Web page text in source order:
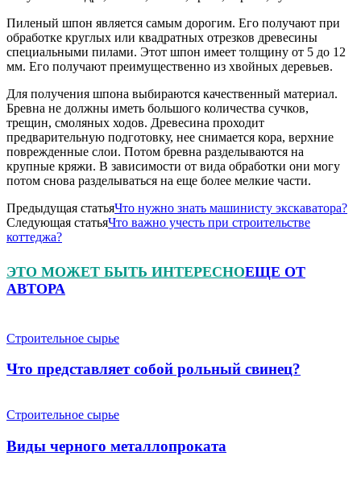
Пиленый шпон является самым дорогим. Его получают при
обработке круглых или квадратных отрезков древесины
специальными пилами. Этот шпон имеет толщину от 5 до 12
мм. Его получают преимущественно из хвойных деревьев.
Для получения шпона выбираются качественный материал.
Бревна не должны иметь большого количества сучков,
трещин, смоляных ходов. Древесина проходит
предварительную подготовку, нее снимается кора, верхние
поврежденные слои. Потом бревна разделываются на
крупные кряжи. В зависимости от вида обработки они могу
потом снова разделываться на еще более мелкие части.
Предыдущая статьяЧто нужно знать машинисту экскаватора?
Следующая статьяЧто важно учесть при строительстве
коттеджа?
ЭТО МОЖЕТ БЫТЬ ИНТЕРЕСНОЕЩЕ ОТ
АВТОРА
Строительное сырье
Что представляет собой рольный свинец?
Строительное сырье
Виды черного металлопроката